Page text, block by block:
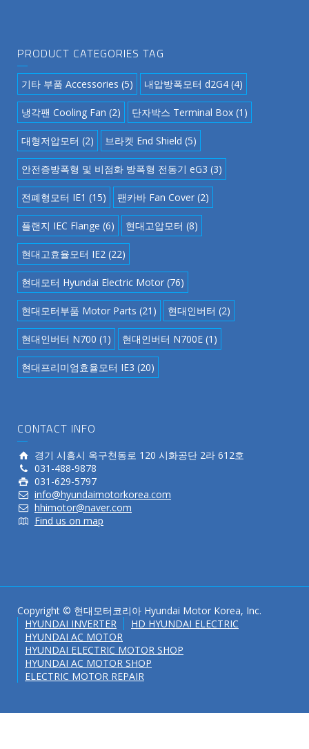
PRODUCT CATEGORIES TAG
기타 부품 Accessories (5) 내압방폭모터 d2G4 (4)
냉각팬 Cooling Fan (2) 단자박스 Terminal Box (1)
대형저압모터 (2) 브라켓 End Shield (5)
안전증방폭형 및 비점화 방폭형 전동기 eG3 (3)
전폐형모터 IE1 (15) 팬카바 Fan Cover (2)
플랜지 IEC Flange (6) 현대고압모터 (8)
현대고효율모터 IE2 (22)
현대모터 Hyundai Electric Motor (76)
현대모터부품 Motor Parts (21) 현대인버터 (2)
현대인버터 N700 (1) 현대인버터 N700E (1)
현대프리미엄효율모터 IE3 (20)
CONTACT INFO
경기 시흥시 옥구천동로 120 시화공단 2라 612호
031-488-9878
031-629-5797
info@hyundaimotorkorea.com
hhimotor@naver.com
Find us on map
Copyright © 현대모터코리아 Hyundai Motor Korea, Inc.
HYUNDAI INVERTER
HD HYUNDAI ELECTRIC
HYUNDAI AC MOTOR
HYUNDAI ELECTRIC MOTOR SHOP
HYUNDAI AC MOTOR SHOP
ELECTRIC MOTOR REPAIR